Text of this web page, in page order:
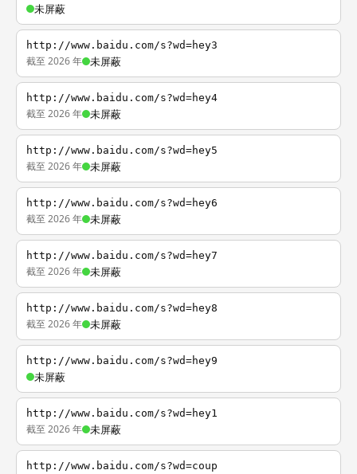
未屏蔽
http://www.baidu.com/s?wd=hey3
截至 2026 年 未屏蔽
http://www.baidu.com/s?wd=hey4
截至 2026 年 未屏蔽
http://www.baidu.com/s?wd=hey5
截至 2026 年 未屏蔽
http://www.baidu.com/s?wd=hey6
截至 2026 年 未屏蔽
http://www.baidu.com/s?wd=hey7
截至 2026 年 未屏蔽
http://www.baidu.com/s?wd=hey8
截至 2026 年 未屏蔽
http://www.baidu.com/s?wd=hey9
未屏蔽
http://www.baidu.com/s?wd=hey1
截至 2026 年 未屏蔽
http://www.baidu.com/s?wd=coup